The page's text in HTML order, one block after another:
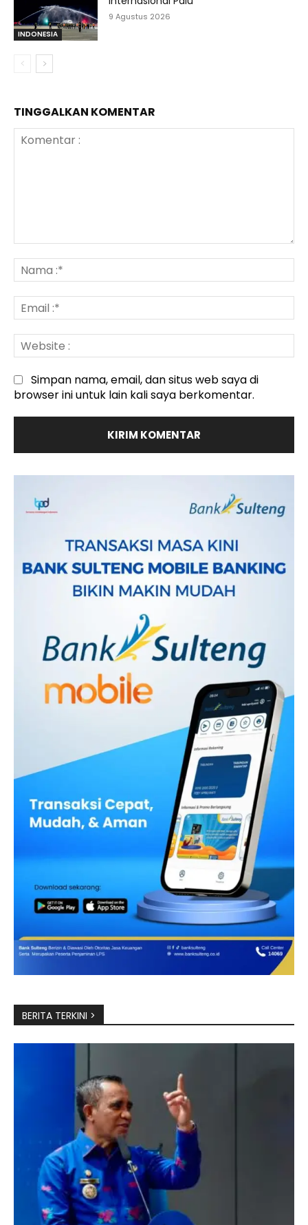
INDONESIA
9 Agustus 2026
TINGGALKAN KOMENTAR
:*
:*
:
Simpan nama, email, dan situs web saya di
browser ini untuk lain kali saya berkomentar.
BERITA TERKINI >